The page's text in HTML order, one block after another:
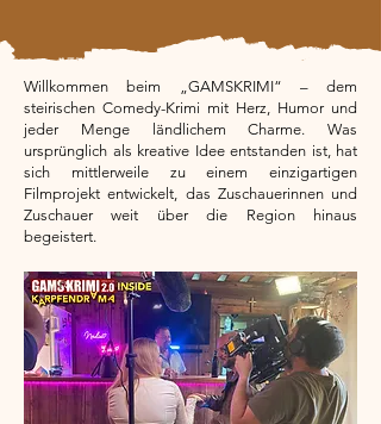
Willkommen beim „GAMSKRIMI“ – dem
steirischen Comedy-Krimi mit Herz, Humor und
jeder Menge ländlichem Charme. Was
ursprünglich als kreative Idee entstanden ist, hat
sich mittlerweile zu einem einzigartigen
Filmprojekt entwickelt, das Zuschauerinnen und
Zuschauer weit über die Region hinaus
begeistert.